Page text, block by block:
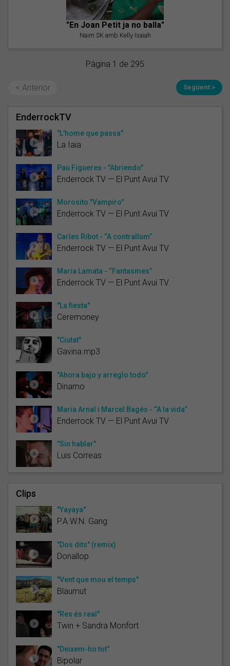
"En Joan Petit ja no balla"
Naim SK amb Kelly Isaiah
Pàgina 1 de 295
< Anterior Següent >
EnderrockTV
"L'home que passa"
La Iaia
Pau Figueres - "Abriendo"
Enderrock TV — El Punt Avui TV
Morosito "Vampiro"
Enderrock TV — El Punt Avui TV
Carles Ribot - “A contrallum”
Enderrock TV — El Punt Avui TV
Maria Lamata - “Fantasmes”
Enderrock TV — El Punt Avui TV
"La fiesta"
Ceremoney
"Ciutat"
Gavina.mp3
"Ahora bajo y arreglo todo"
Dinamo
Maria Arnal i Marcel Bagés - “A la vida”
Enderrock TV — El Punt Avui TV
"Sin hablar"
Luis Correas
Clips
"Yayaya"
P.A.W.N. Gang
"Dos dits" (remix)
Donallop
"Vent que mou el temps"
Blaumut
"Res és real"
Twin + Sandra Monfort
"Deixem-ho tot"
Bipolar